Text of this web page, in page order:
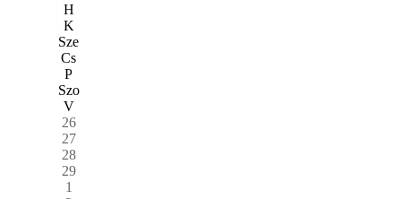
H
K
Sze
Cs
P
Szo
V
26
27
28
29
1